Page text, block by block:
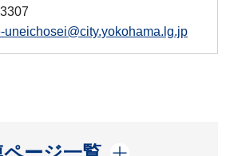
uneichosei@city.yokohama.lg.jp
開く